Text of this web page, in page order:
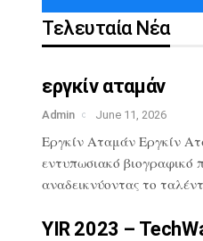
Τελευταία Νέα
εργκίν αταμάν
Admin June 11, 2026
Εργκίν Αταμάν Εργκίν
εντυπωσιακό βιογραφικό
αναδεικνύοντας το
YIR 2023 –